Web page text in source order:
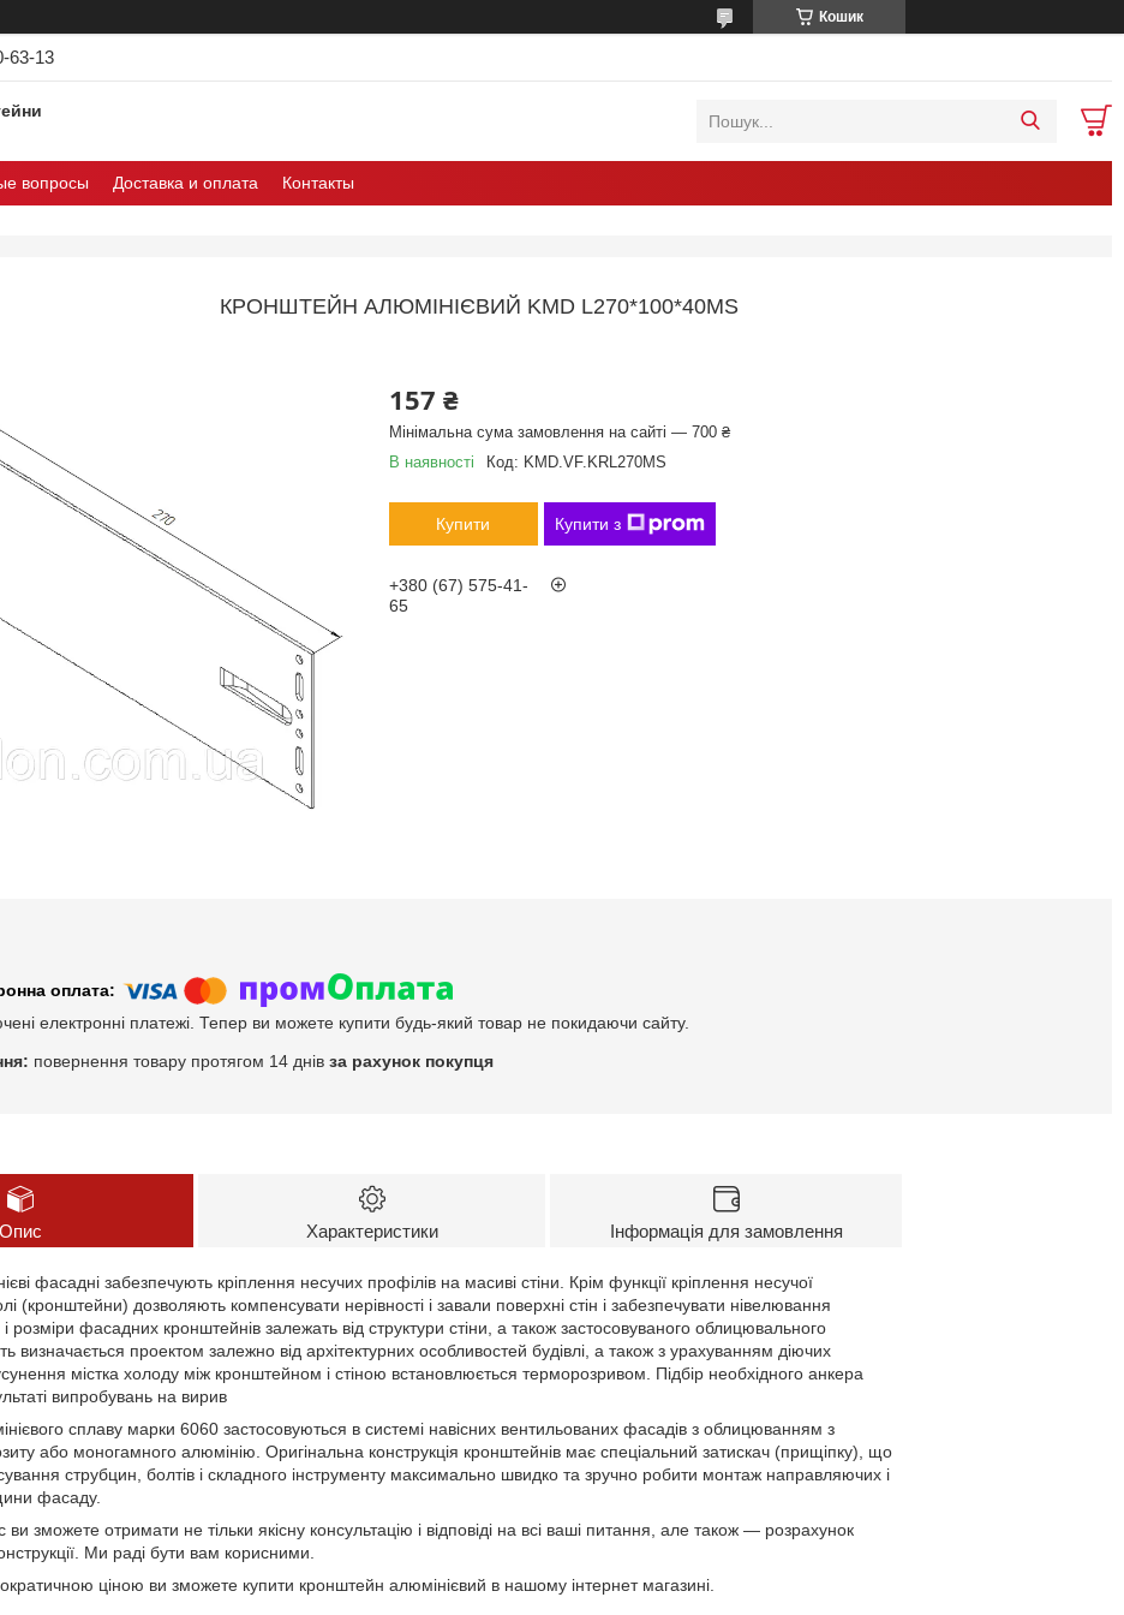
Кошик
63-13
вопросы Доставка и оплата Контакты
КРОНШТЕЙН АЛЮМІНІЄВИЙ KMD L270*100*40МS
157 ₴
Мінімальна сума замовлення на сайті — 700 ₴
В наявності
Код: KMD.VF.KRL270МS
Купити Купити з
+380 (67) 575-41-
65
електронні платежі. Тепер ви можете купити будь-який товар не покидаючи сайту.
повернення товару протягом 14 днів за рахунок покупця
Опис Характеристики Інформація для замовлення
фасадні забезпечують кріплення несучих профілів на масиві стіни. Крім функції кріплення несучої
(кронштейни) дозволяють компенсувати нерівності і завали поверхні стін і забезпечувати нівелювання
розміри фасадних кронштейнів залежать від структури стіни, а також застосовуваного облицювального
визначається проектом залежно від архітектурних особливостей будівлі, а також з урахуванням діючих
містка холоду між кронштейном і стіною встановлюється терморозривом. Підбір необхідного анкера
випробувань на вирив
сплаву марки 6060 застосовуються в системі навісних вентильованих фасадів з облицюванням з
або моногамного алюмінію. Оригінальна конструкція кронштейнів має спеціальний затискач (прищіпку), що
струбцин, болтів і складного інструменту максимально швидко та зручно робити монтаж направляючих і
фасаду.
зможете отримати не тільки якісну консультацію і відповіді на всі ваші питання, але також ― розрахунок
Ми раді бути вам корисними.
ціною ви зможете купити кронштейн алюмінієвий в нашому інтернет магазині.